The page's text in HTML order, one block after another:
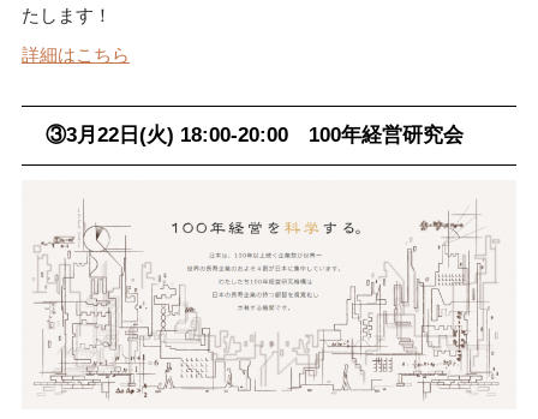
たします！
詳細はこちら
③3月22日(火) 18:00-20:00 100年経営研究会